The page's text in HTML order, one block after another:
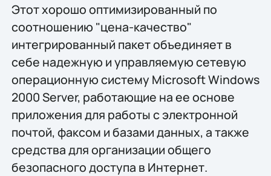
Этот хорошо оптимизированный по
соотношению "цена-качество"
интегрированный пакет объединяет в
себе надежную и управляемую сетевую
операционную систему Microsoft Windows
2000 Server, работающие на ее основе
приложения для работы с электронной
почтой, факсом и базами данных, а также
средства для организации общего
безопасного доступа в Интернет.